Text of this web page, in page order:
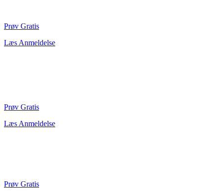
Prøv Gratis
Læs Anmeldelse
Prøv Gratis
Læs Anmeldelse
Prøv Gratis